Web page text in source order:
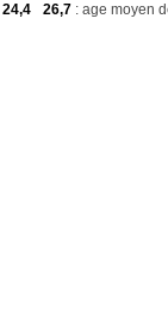
24,4 26,7 : age moyen